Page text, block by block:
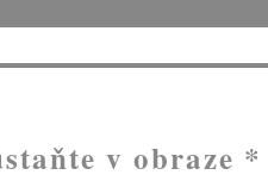
v obraze *